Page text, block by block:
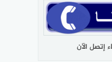
إتصل الآن